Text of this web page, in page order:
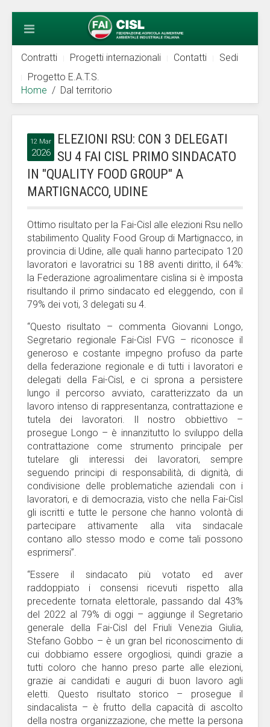
Contratti Progetti internazionali Contatti
Sedi
Progetto E.A.T.S.
Home
Dal territorio
12 Mar
2026
ELEZIONI RSU: CON 3 DELEGATI
SU 4 FAI CISL PRIMO SINDACATO
IN "QUALITY FOOD GROUP" A
MARTIGNACCO, UDINE
Ottimo risultato per la Fai-Cisl alle elezioni Rsu nello
stabilimento Quality Food Group di Martignacco, in
provincia di Udine, alle quali hanno partecipato 120
lavoratori e lavoratrici su 188 aventi diritto, il 64%:
la Federazione agroalimentare cislina si è imposta
risultando il primo sindacato ed eleggendo, con il
79% dei voti, 3 delegati su 4.
“Questo risultato – commenta Giovanni Longo,
Segretario regionale Fai-Cisl FVG – riconosce il
generoso e costante impegno profuso da parte
della federazione regionale e di tutti i lavoratori e
delegati della Fai-Cisl, e ci sprona a persistere
lungo il percorso avviato, caratterizzato da un
lavoro intenso di rappresentanza, contrattazione e
tutela dei lavoratori. Il nostro obbiettivo –
prosegue Longo – è innanzitutto lo sviluppo della
contrattazione come strumento principale per
tutelare gli interessi dei lavoratori, sempre
seguendo principi di responsabilità, di dignità, di
condivisione delle problematiche aziendali con i
lavoratori, e di democrazia, visto che nella Fai-Cisl
gli iscritti e tutte le persone che hanno volontà di
partecipare attivamente alla vita sindacale
contano allo stesso modo e come tali possono
esprimersi”.
“Essere il sindacato più votato ed aver
raddoppiato i consensi ricevuti rispetto alla
precedente tornata elettorale, passando dal 43%
del 2022 al 79% di oggi – aggiunge il Segretario
generale della Fai-Cisl del Friuli Venezia Giulia,
Stefano Gobbo – è un gran bel riconoscimento di
cui dobbiamo essere orgogliosi, quindi grazie a
tutti coloro che hanno preso parte alle elezioni,
grazie ai candidati e auguri di buon lavoro agli
eletti. Questo risultato storico – prosegue il
sindacalista – è frutto della capacità di ascolto
della nostra organizzazione, che mette la persona